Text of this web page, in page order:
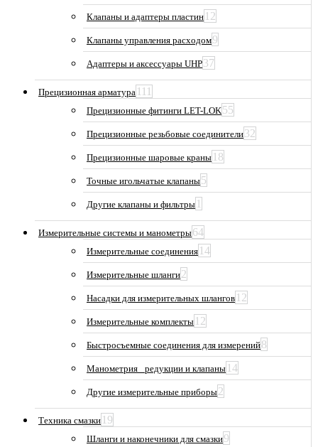
Клапаны и адаптеры пластин 12
Клапаны управления расходом9
Адаптеры и аксессуары UHP37
Прецизионная арматура 111
Прецизионные фитинги LET-LOK55
Прецизионные резьбовые соединители32
Прецизионные шаровые краны 18
Точные игольчатые клапаны5
Другие клапаны и фильтры 1
Измерительные системы и манометры64
Измерительные соединения 14
Измерительные шланги2
Насадки для измерительных шлангов 12
Измерительные комплекты 12
Быстросъемные соединения для измерений8
Манометрия_ редукции и клапаны 14
Другие измерительные приборы2
Техника смазки 19
Шланги и наконечники для смазки9